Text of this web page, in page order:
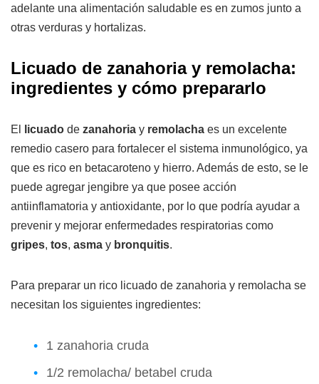
adelante una alimentación saludable es en zumos junto a
otras verduras y hortalizas.
Licuado de zanahoria y remolacha:
ingredientes y cómo prepararlo
El licuado de zanahoria y remolacha es un excelente
remedio casero para fortalecer el sistema inmunológico, ya
que es rico en betacaroteno y hierro. Además de esto, se le
puede agregar jengibre ya que posee acción
antiinflamatoria y antioxidante, por lo que podría ayudar a
prevenir y mejorar enfermedades respiratorias como
gripes, tos, asma y bronquitis.
Para preparar un rico licuado de zanahoria y remolacha se
necesitan los siguientes ingredientes:
1 zanahoria cruda
1/2 remolacha/ betabel cruda